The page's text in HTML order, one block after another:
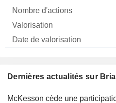
Dernières actualités sur
McKesson cède une